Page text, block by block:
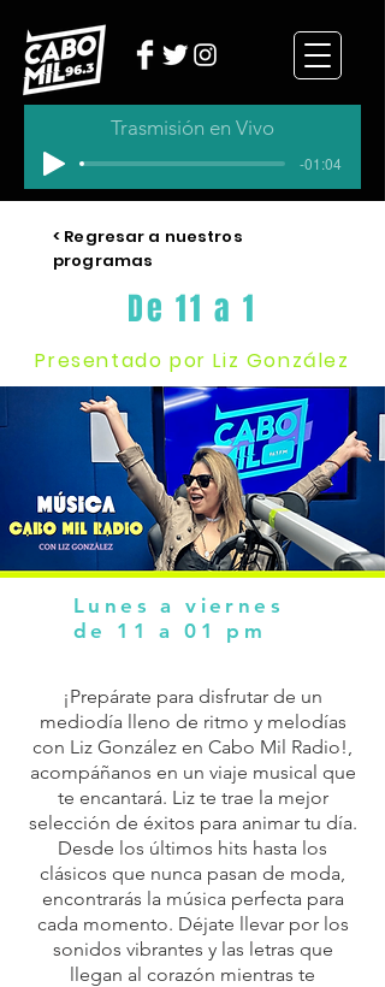
Trasmisión en Vivo
-01:04
< Regresar a nuestros
programas
De 11 a 1
Presentado por Liz González
Lunes a viernes
de 11 a 01 pm
¡Prepárate para disfrutar de un
mediodía lleno de ritmo y melodías
con Liz González en Cabo Mil Radio!,
acompáñanos en un viaje musical que
te encantará. Liz te trae la mejor
selección de éxitos para animar tu día.
Desde los últimos hits hasta los
clásicos que nunca pasan de moda,
encontrarás la música perfecta para
cada momento. Déjate llevar por los
sonidos vibrantes y las letras que
llegan al corazón mientras te